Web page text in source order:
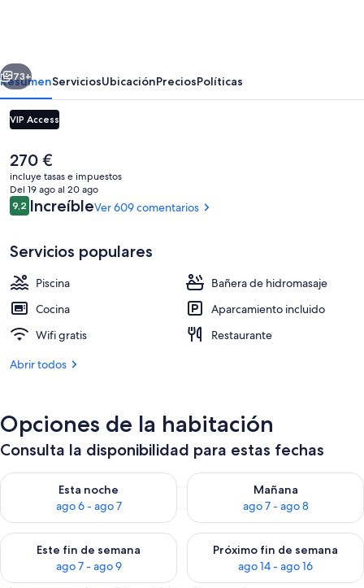
Siguiente
73+
ResumenServiciosUbicaciónPreciosPolíticas
VIP Access
El
precio
actual
es
de
270 €
incluye tasas e impuestos
Del 19 ago al 20 ago
Comentarios
9,29,2 de 10
IncreíbleVer 609 comentarios
Servicios populares
Piscina
Bañera de hidromasaje
Cocina
Aparcamiento incluido
Wifi gratis
Restaurante
Abrir todos
Opciones de la habitación
Consulta la disponibilidad para estas fechas
Esta noche
ago 6 - ago 7
Consulta la disponibilidad para esta noche, ago 6 - ago 7
Mañana
ago 7 - ago 8
Consulta la disponibilidad
Este fin de semana
ago 7 - ago 9
Consulta la disponibilidad para este fin de semana, ago 7 -
Próximo fin de semana
ago 14 - ago 16
Consulta la disponibilidad